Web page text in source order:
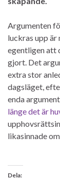
Argumenten
luckras upp är
egentligen att
gjort. Det
extra stor
dagsläget,
enda
länge det är
likasinnade
Dela: